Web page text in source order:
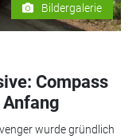
Bildergalerie
Compass
Anfang
wurde gründlich